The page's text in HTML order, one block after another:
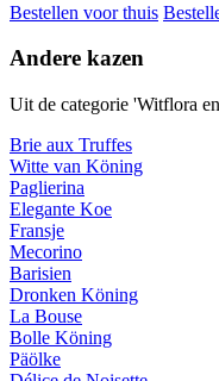
Bestellen voor thuis
Andere kazen
Uit de categorie 'Witflora
Brie aux Truffes
Witte van Köning
Paglierina
Elegante Koe
Fransje
Mecorino
Barisien
Dronken Köning
La Bouse
Bolle Köning
Päölke